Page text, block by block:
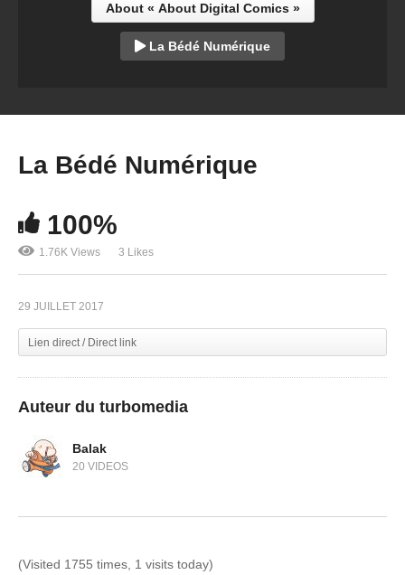
Les Canards juniors
About « About Digital Comics »
La Bédé Numérique
La Bédé Numérique
100%
1.76K Views 3 Likes
29 JUILLET 2017
Lien direct / Direct link
Auteur du turbomedia
Balak
20 VIDEOS
(Visited 1755 times, 1 visits today)